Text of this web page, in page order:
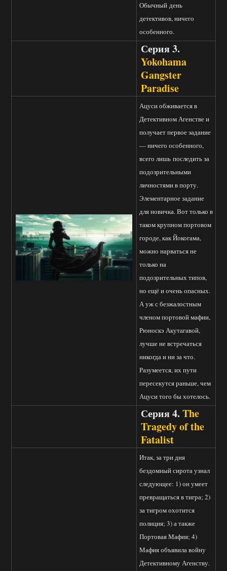
Обычный день
детективов, ничего
особенного.
Серия 3.
Yokohama
Gangster
Paradise
Ацуси обживается в
Детективном Агенстве и
получает первое задание
— ничего особенного,
всего лишь последить за
подозрительными
личностями в порту.
Элементарное задание
для новичка. Вот только в
таком крупном портовом
городе, как Йокогама,
можно нарваться не
только на
подозрительных типов,
но ещё и очень опасных.
А уж с безжалостным
членом портовой мафии,
Рюноскэ Акутагавой,
лучше не встречаться
никогда и ни за что.
Разумеется, их пути
пересекутся раньше, чем
Ацуси того бы хотелось.
Серия 4. The
Tragedy of the
Fatalist
Итак, за три дня
бездомный сирота узнал
следующее: 1) он умеет
превращаться в тигра; 2)
за тигром охотится
полиция; 3) а также
Портовая Мафия; 4)
Мафия объявила войну
Детективному Агенству.